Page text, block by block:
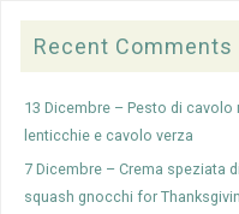
Recent Comments
13 Dicembre – Pesto di cavolo
lenticchie e cavolo verza
7 Dicembre – Crema speziata
squash gnocchi for